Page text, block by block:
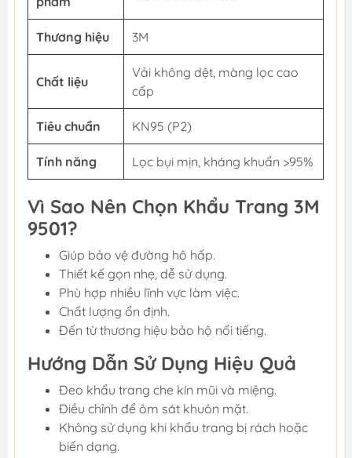
Thương hiệu 3M
Chất liệu
Vải không dệt, màng lọc cao
cấp
Tiêu chuẩn KN95 (P2)
Tính năng Lọc bụi mịn, kháng khuẩn >95%
Vì Sao Nên Chọn Khẩu Trang 3M
9501?
Giúp bảo vệ đường hô hấp.
Thiết kế gọn nhẹ, dễ sử dụng.
Phù hợp nhiều lĩnh vực làm việc.
Chất lượng ổn định.
Đến từ thương hiệu bảo hộ nổi tiếng.
Hướng Dẫn Sử Dụng Hiệu Quả
Đeo khẩu trang che kín mũi và miệng.
Điều chỉnh để ôm sát khuôn mặt.
Không sử dụng khi khẩu trang bị rách hoặc
biến dạng.